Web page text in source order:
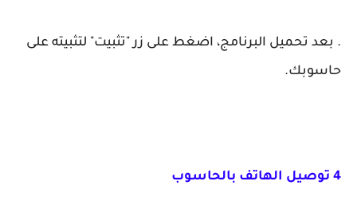
. بعد تحميل البرنامج، اضغط على زر "تثبيت" لتثبيته على
حاسوبك.
4 توصيل الهاتف بالحاسوب